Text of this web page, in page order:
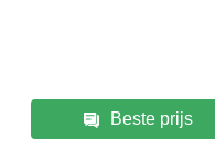
Beste prijs